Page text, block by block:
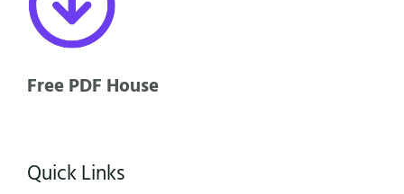
Free PDF House
Quick Links